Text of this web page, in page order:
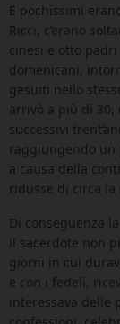
E pochissimi
Ricci, c’erano
cinesi e otto padri
domenicani,
gesuiti nello
arrivò a più di 30,
successivi
raggiungendo un
a causa della
ridusse di circa la
Di conseguenza
il sacerdote non
giorni in cui
e con i fedeli,
interessava delle